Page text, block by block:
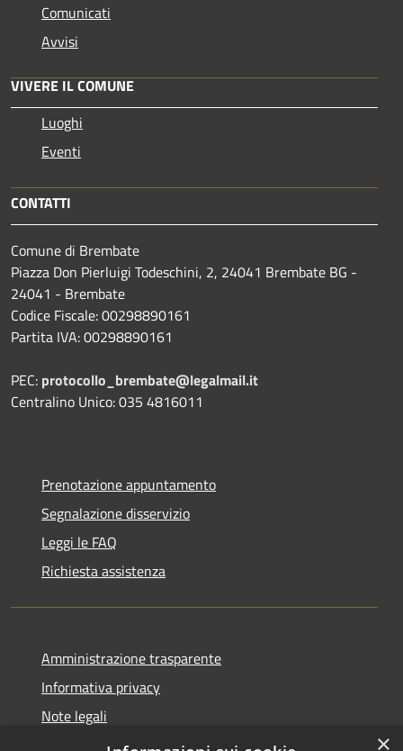
Comunicati
Avvisi
VIVERE IL COMUNE
Luoghi
Eventi
CONTATTI
Comune di Brembate
Piazza Don Pierluigi Todeschini, 2, 24041 Brembate BG -
24041 - Brembate
Codice Fiscale: 00298890161
Partita IVA: 00298890161
PEC: protocollo_brembate@legalmail.it
Centralino Unico: 035 4816011
Prenotazione appuntamento
Segnalazione disservizio
Leggi le FAQ
Richiesta assistenza
Amministrazione trasparente
Informativa privacy
Note legali
Dichiarazione di accessibilità
×